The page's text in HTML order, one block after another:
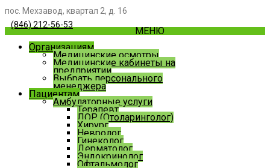
пос. Мехзавод, квартал 2, д. 16
(846) 212-56-53
МЕНЮ
Организациям
Медицинские осмотры
Медицинские кабинеты на
предприятии
Выбрать персонального
менеджера
Пациентам
Амбулаторные услуги
Терапевт
ЛОР (Отоларинголог)
Хирург
Невролог
Гинеколог
Дерматолог
Эндокринолог
Офтальмолог